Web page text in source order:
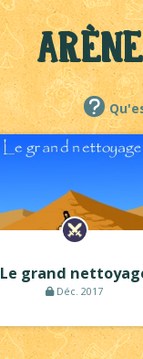
Le grand
Déc. 2017